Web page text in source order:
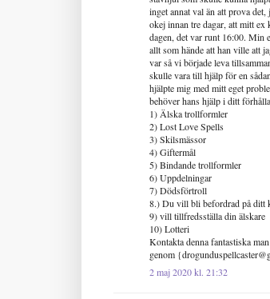
inget annat val än att prova
okej innan tre dagar, att mitt
dagen, det var runt 16:00. Min
allt som hände att han ville att
var så vi började leva
skulle vara till hjälp för en
hjälpte mig med mitt eget
behöver hans hjälp i ditt
1) Älska trollformler
2) Lost Love Spells
3) Skilsmässor
4) Giftermål
5) Bindande trollformler
6) Uppdelningar
7) Dödsförtroll
8.) Du vill bli befordrad på ditt
9) vill tillfredsställa din älskare
10) Lotteri
Kontakta denna fantastiska
genom
2 maj 2020 kl. 21:32